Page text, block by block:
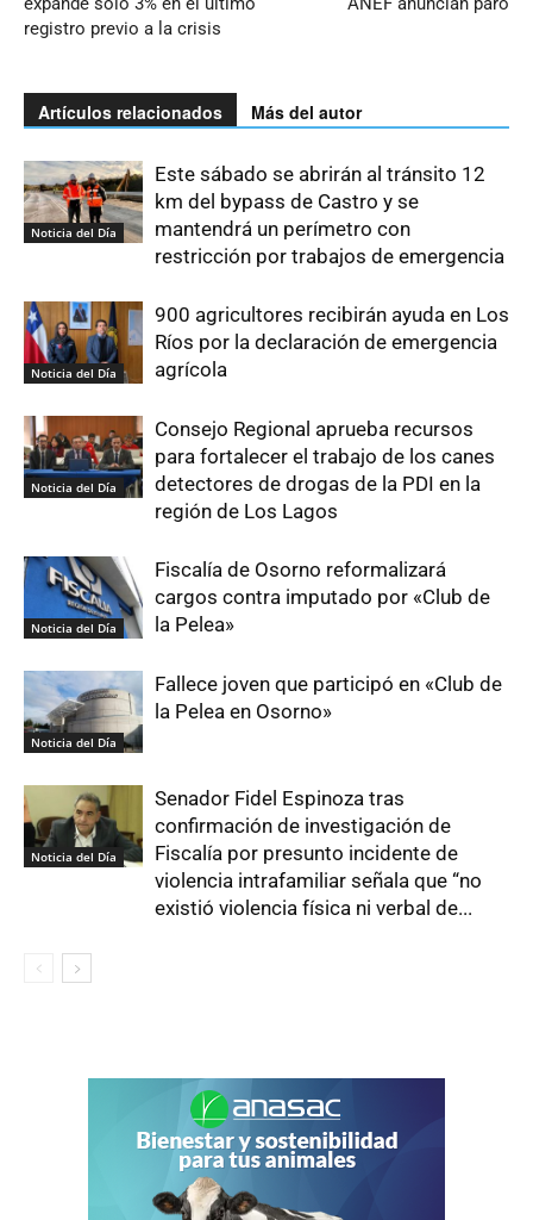
registro previo a la crisis
Artículos relacionados Más del autor
Noticia del Día
Este sábado se abrirán al tránsito 12
km del bypass de Castro y se
mantendrá un perímetro con
restricción por trabajos de emergencia
Noticia del Día
900 agricultores recibirán ayuda en Los
Ríos por la declaración de emergencia
agrícola
Noticia del Día
Consejo Regional aprueba recursos
para fortalecer el trabajo de los canes
detectores de drogas de la PDI en la
región de Los Lagos
Noticia del Día
Fiscalía de Osorno reformalizará
cargos contra imputado por «Club de
la Pelea»
Noticia del Día
Fallece joven que participó en «Club de
la Pelea en Osorno»
Noticia del Día
Senador Fidel Espinoza tras
confirmación de investigación de
Fiscalía por presunto incidente de
violencia intrafamiliar señala que “no
existió violencia física ni verbal de...